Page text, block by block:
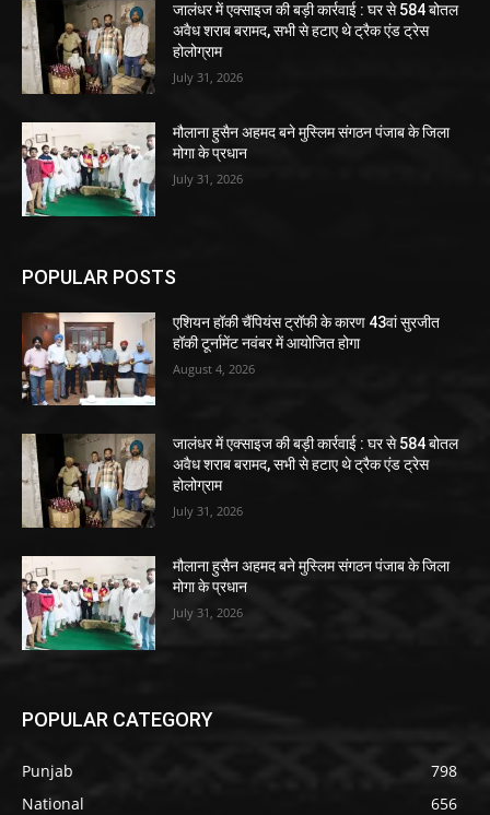
जालंधर में एक्साइज की बड़ी कार्रवाई : घर से 584 बोतल
अवैध शराब बरामद, सभी से हटाए थे ट्रैक एंड ट्रेस
होलोग्राम
July 31, 2026
मौलाना हुसैन अहमद बने मुस्लिम संगठन पंजाब के जिला
मोगा के प्रधान
July 31, 2026
POPULAR POSTS
एशियन हॉकी चैंपियंस ट्रॉफी के कारण 43वां सुरजीत
हॉकी टूर्नामेंट नवंबर में आयोजित होगा
August 4, 2026
जालंधर में एक्साइज की बड़ी कार्रवाई : घर से 584 बोतल
अवैध शराब बरामद, सभी से हटाए थे ट्रैक एंड ट्रेस
होलोग्राम
July 31, 2026
मौलाना हुसैन अहमद बने मुस्लिम संगठन पंजाब के जिला
मोगा के प्रधान
July 31, 2026
POPULAR CATEGORY
Punjab
798
National
656